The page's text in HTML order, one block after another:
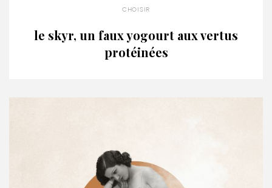
choisir
le skyr, un faux yogourt aux vertus
protéinées